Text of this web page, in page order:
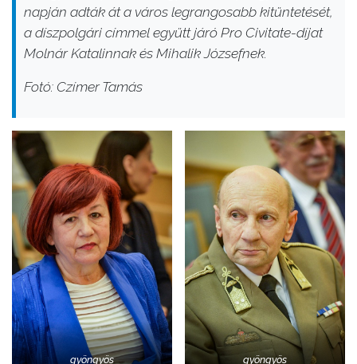
napján adták át a város legrangosabb kitüntetését,
a díszpolgári címmel együtt járó Pro Civitate-díjat
Molnár Katalinnak és Mihalik Józsefnek.
Fotó: Czímer Tamás
gyöngyös gyöngyös